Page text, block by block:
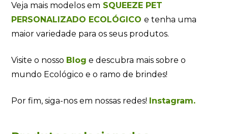
Veja mais modelos em SQUEEZE PET
PERSONALIZADO ECOLÓGICO e tenha uma
maior variedade para os seus produtos.
Visite o nosso Blog e descubra mais sobre o
mundo Ecológico e o ramo de brindes!
Por fim, siga-nos em nossas redes! Instagram.